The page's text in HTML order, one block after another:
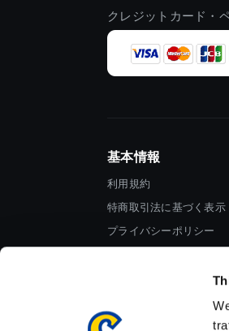
クレジットカード・
基本情報
利用規約
特商取引法に基づく表示
プライバシーポリシー